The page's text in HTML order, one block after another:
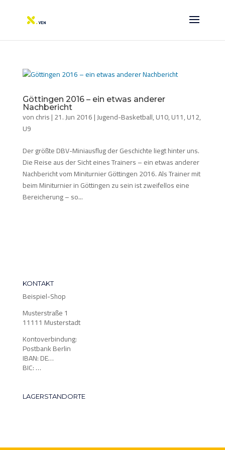
Göttingen 2016 – ein etwas anderer
Nachbericht
vonchris|21. Jun 2016|Jugend-Basketball,U10,U11,U12,
U9
Der größte DBV-Miniausflug der Geschichte liegt hinter uns.
Die Reise aus der Sicht eines Trainers – ein etwas anderer
Nachbericht vom Miniturnier Göttingen 2016. Als Trainer mit
beim Miniturnier in Göttingen zu sein ist zweifellos eine
Bereicherung – so...
KONTAKT
Beispiel-Shop
Musterstraße 1
11111 Musterstadt
Kontoverbindung:
Postbank Berlin
IBAN: DE…
BIC: …
LAGERSTANDORTE